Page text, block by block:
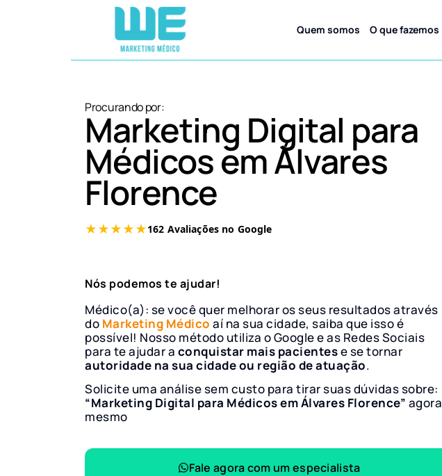
Quem somos O que fazemos
Procurando por:
Marketing Digital para
Médicos em Álvares
Florence
Nós podemos te ajudar!
Médico(a): se você quer melhorar os seus resultados através
do Marketing Médico aí na sua cidade, saiba que isso é
possível! Nosso método utiliza o Google e as Redes Sociais
para te ajudar a conquistar mais pacientese se tornar
autoridade na sua cidade ou região de atuação.
Solicite uma análise sem custo para tirar suas dúvidas sobre:
“Marketing Digital para Médicos em Álvares Florence” agora
mesmo
Fale agora com um especialista